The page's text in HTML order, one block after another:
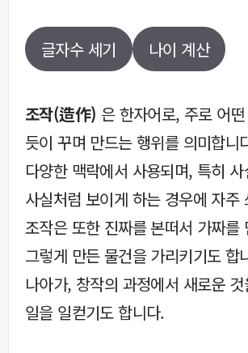
글자수 세기 나이 계산
조작(造作) 은 한자어로, 주로 어
듯이 꾸며 만드는 행위를 의미합니
다양한 맥락에서 사용되며, 특히
사실처럼 보이게 하는 경우에 자주
조작은 또한 진짜를 본떠서 가짜를
그렇게 만든 물건을 가리키기도 합
나아가, 창작의 과정에서 새로운
일을 일컫기도 합니다.